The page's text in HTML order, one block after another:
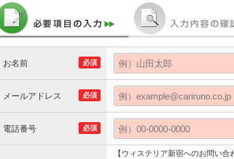
必須
お名前
必須
メールアドレス
必須
電話番号
【ウィステリア新宿へのお問い合